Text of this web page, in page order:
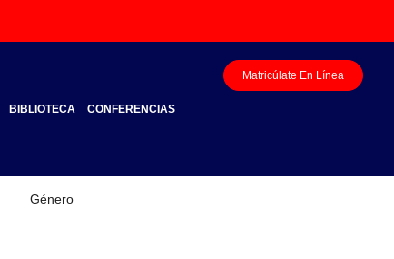
BIBLIOTECA CONFERENCIAS
Matricúlate En Línea
Género